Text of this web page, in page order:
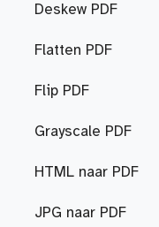
Deskew PDF
Flatten PDF
Flip PDF
Grayscale PDF
HTML naar PDF
JPG naar PDF